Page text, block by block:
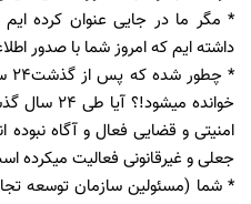
* مگر ما در جایی عنوان کرده ایم
داشته ایم که امروز شما با صدور
*
خوانده
امنیتی و قضایی فعال و آگاه
جعلی و غیرقانونی فعالیت میکرده
* شما (مسئولین سازمان توسعه